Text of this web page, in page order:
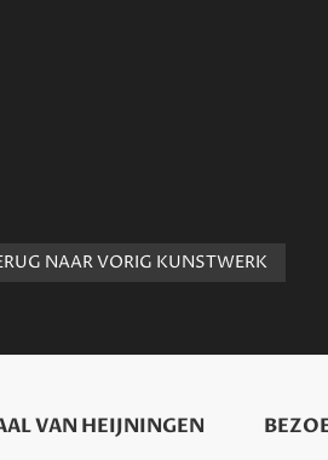
NAAR VORIG KUNSTWERK
VAN HEIJNINGEN